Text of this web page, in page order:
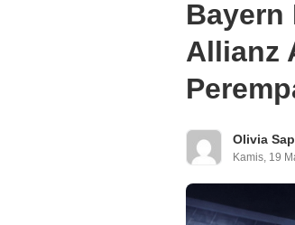
Bayern
Allianz
Olivia
Kamis, 19